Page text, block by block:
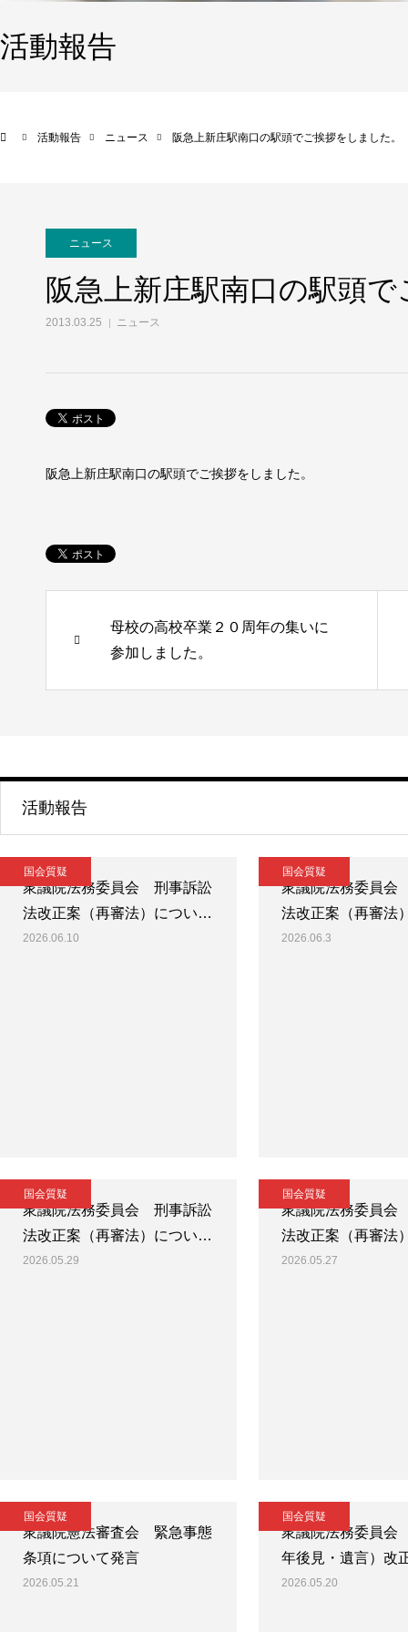
活動報告
活動報告 ニュース 阪急上新庄駅南口の駅頭でご挨拶をしました。
ニュース
阪急上新庄駅南口の駅頭
2013.03.25 ニュース
阪急上新庄駅南口の駅頭でご挨拶をしました。
母校の高校卒業２０周年の集いに
参加しました。
活動報告
国会質疑
衆議院法務委員会 刑事訴訟
法改正案（再審法）につい…
2026.06.10
国会質疑
衆議院法務委員
法改正案（再審法
2026.06.3
国会質疑
衆議院法務委員会 刑事訴訟
法改正案（再審法）につい…
2026.05.29
国会質疑
衆議院法務委員
法改正案（再審法
2026.05.27
国会質疑
衆議院憲法審査会 緊急事態
条項について発言
2026.05.21
国会質疑
衆議院法務委員
年後見・遺言）改
2026.05.20